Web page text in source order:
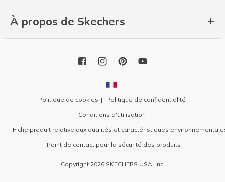
À propos de Skechers
Politique de cookies
Politique de confidentialité
Conditions d'utilisation
Fiche produit relative aux qualités et caractéristiques
Point de contact pour la sécurité des produits
Copyright 2026 SKECHERS USA, Inc.